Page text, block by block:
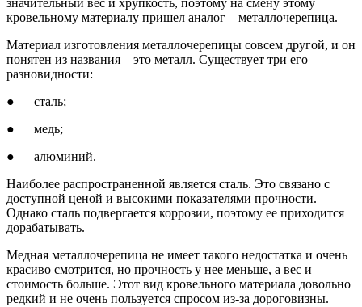
значительный вес и хрупкость, поэтому на смену этому
кровельному материалу пришел аналог – металлочерепица.
Материал изготовления металлочерепицы совсем другой, и он
понятен из названия – это металл. Существует три его
разновидности:
● сталь;
● медь;
● алюминий.
Наиболее распространенной является сталь. Это связано с
доступной ценой и высокими показателями прочности.
Однако сталь подвергается коррозии, поэтому ее приходится
дорабатывать.
Медная металлочерепица не имеет такого недостатка и очень
красиво смотрится, но прочность у нее меньше, а вес и
стоимость больше. Этот вид кровельного материала довольно
редкий и не очень пользуется спросом из-за дороговизны.